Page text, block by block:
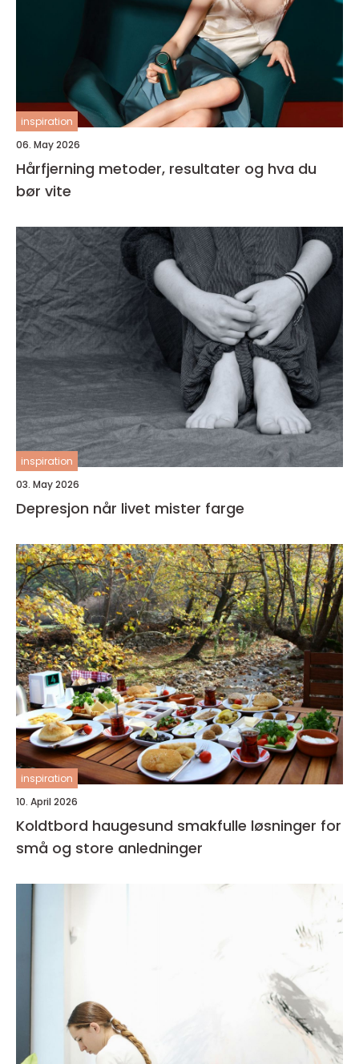
inspiration
06. May 2026
Hårfjerning metoder, resultater og hva du
bør vite
inspiration
03. May 2026
Depresjon når livet mister farge
inspiration
10. April 2026
Koldtbord haugesund smakfulle løsninger for
små og store anledninger